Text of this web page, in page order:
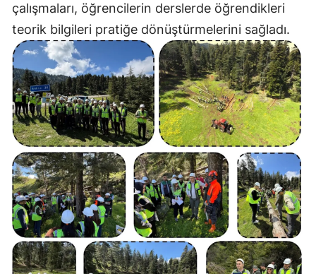
çalışmaları, öğrencilerin derslerde öğrendikleri
teorik bilgileri pratiğe dönüştürmelerini sağladı.